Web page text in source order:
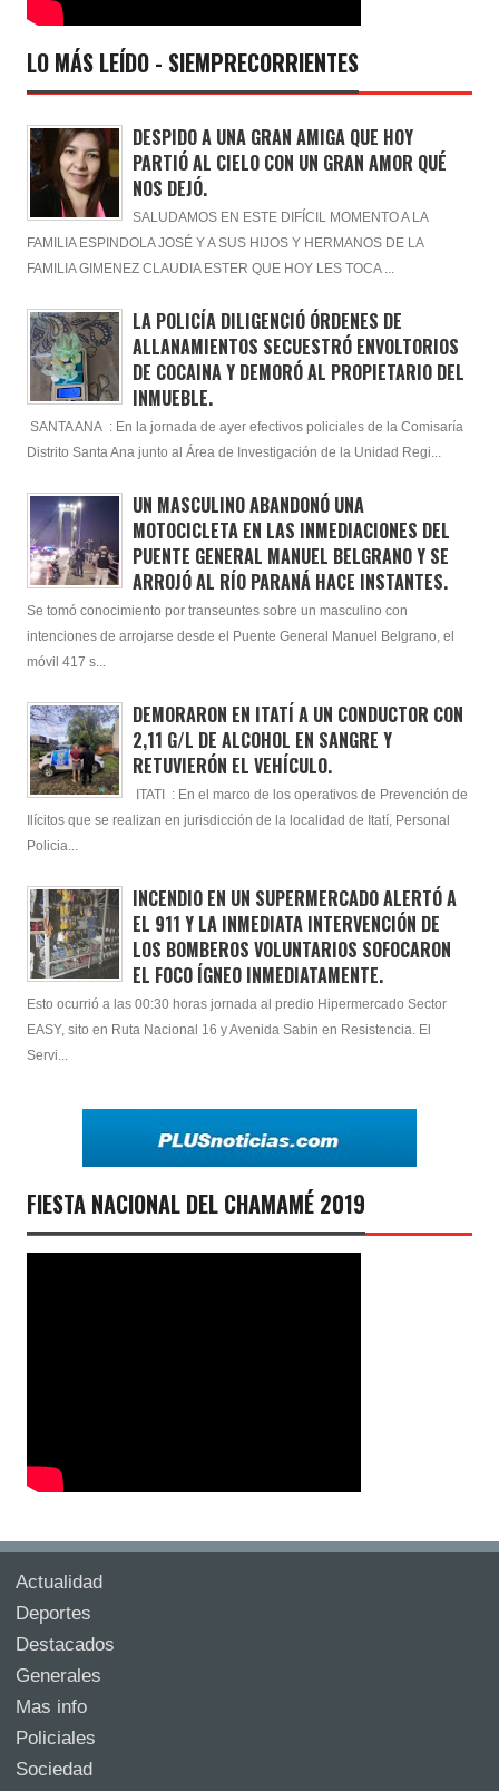
LO MÁS LEÍDO - SIEMPRECORRIENTES
DESPIDO A UNA GRAN AMIGA QUE HOY
PARTIÓ AL CIELO CON UN GRAN AMOR QUÉ
NOS DEJÓ.
SALUDAMOS EN ESTE DIFÍCIL MOMENTO A LA
FAMILIA ESPINDOLA JOSÉ Y A SUS HIJOS Y HERMANOS DE LA
FAMILIA GIMENEZ CLAUDIA ESTER QUE HOY LES TOCA ...
LA POLICÍA DILIGENCIÓ ÓRDENES DE
ALLANAMIENTOS SECUESTRÓ ENVOLTORIOS
DE COCAINA Y DEMORÓ AL PROPIETARIO DEL
INMUEBLE.
SANTA ANA : En la jornada de ayer efectivos policiales de la Comisaría
Distrito Santa Ana junto al Área de Investigación de la Unidad Regi...
UN MASCULINO ABANDONÓ UNA
MOTOCICLETA EN LAS INMEDIACIONES DEL
PUENTE GENERAL MANUEL BELGRANO Y SE
ARROJÓ AL RÍO PARANÁ HACE INSTANTES.
Se tomó conocimiento por transeuntes sobre un masculino con
intenciones de arrojarse desde el Puente General Manuel Belgrano, el
móvil 417 s...
DEMORARON EN ITATÍ A UN CONDUCTOR CON
2,11 G/L DE ALCOHOL EN SANGRE Y
RETUVIERÓN EL VEHÍCULO.
ITATI : En el marco de los operativos de Prevención de
Ilícitos que se realizan en jurisdicción de la localidad de Itatí, Personal
Policia...
INCENDIO EN UN SUPERMERCADO ALERTÓ A
EL 911 Y LA INMEDIATA INTERVENCIÓN DE
LOS BOMBEROS VOLUNTARIOS SOFOCARON
EL FOCO ÍGNEO INMEDIATAMENTE.
Esto ocurrió a las 00:30 horas jornada al predio Hipermercado Sector
EASY, sito en Ruta Nacional 16 y Avenida Sabin en Resistencia. El
Servi...
FIESTA NACIONAL DEL CHAMAMÉ 2019
Actualidad
Deportes
Destacados
Generales
Mas info
Policiales
Sociedad